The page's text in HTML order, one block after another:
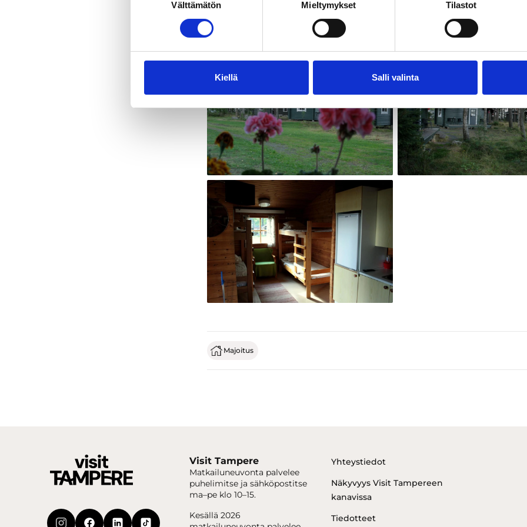
Välttämätön Mieltymykset Tilastot
Kiellä Salli valinta
Majoitus
Visit Tampere
Matkailuneuvonta palvelee
puhelimitse ja sähköpostitse
ma–pe klo 10–15.
Kesällä 2026
Yhteystiedot
Näkyvyys Visit Tampereen
kanavissa
Tiedotteet